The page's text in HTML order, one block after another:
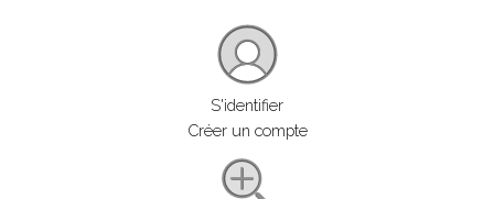
S'identifier
Créer un compte